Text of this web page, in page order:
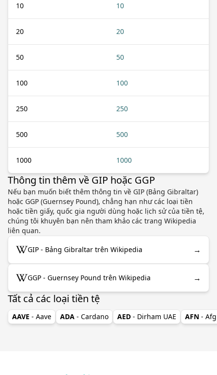
10 10
20 20
50 50
100 100
250 250
500 500
1000 1000
Thông tin thêm về GIP hoặc GGP
Nếu bạn muốn biết thêm thông tin về GIP (Bảng Gibraltar)
hoặc GGP (Guernsey Pound), chẳng hạn như các loại tiền
hoặc tiền giấy, quốc gia người dùng hoặc lịch sử của tiền tệ,
chúng tôi khuyên bạn nên tham khảo các trang Wikipedia
liên quan.
GIP - Bảng Gibraltar trên Wikipedia →
GGP - Guernsey Pound trên Wikipedia →
Tất cả các loại tiền tệ
AAVE - Aave ADA - Cardano AED - Dirham UAE AFN -